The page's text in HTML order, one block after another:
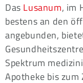
Das Lusanum, im
bestens an den
angebunden,
Spektrum
Apotheke bis zum